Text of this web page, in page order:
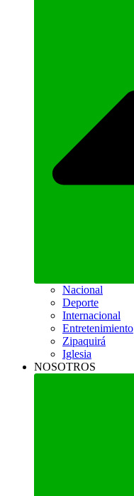
Nacional
Deporte
Internacional
Entretenimiento
Zipaquirá
Iglesia
NOSOTROS